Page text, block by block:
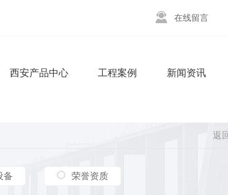
在线留言
西安产品中心 工程案例 新闻资讯
返
备 荣誉资质